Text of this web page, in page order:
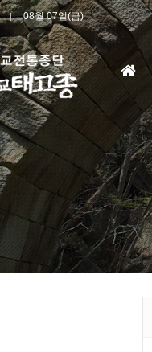
08월 07일(금)
홈